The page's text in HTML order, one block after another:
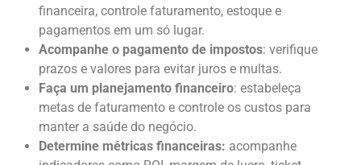
financeira, controle faturamento, estoque e
pagamentos em um só lugar.
Acompanhe o pagamento de impostos: verifique
prazos e valores para evitar juros e multas.
Faça um planejamento financeiro: estabeleça
metas de faturamento e controle os custos para
manter a saúde do negócio.
Determine métricas financeiras: acompanhe